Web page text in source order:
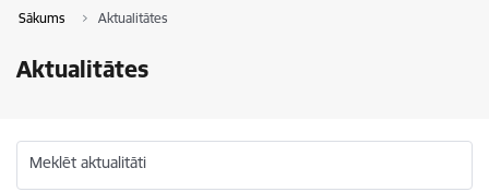
Sākums Aktualitātes
Aktualitātes
Meklēt aktualitāti